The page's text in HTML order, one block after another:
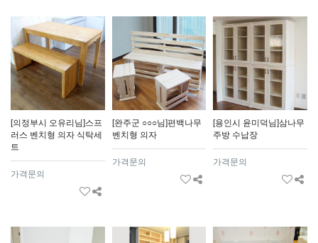
[의정부시 오유리님]스프
러스 벤치형 의자 식탁세
트
가격문의
[완주군 ○○○님]편백나무
벤치형 의자
가격문의
[용인시 윤미덕님]삼나무
주방 수납장
가격문의